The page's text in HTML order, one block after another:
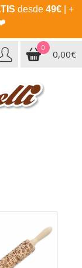
desde 49€| +
0
0,00€